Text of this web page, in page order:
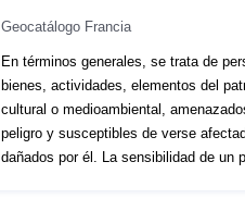
Geocatálogo Francia
En términos generales, se trata de
bienes, actividades, elementos del
cultural o medioambiental,
peligro y susceptibles de verse
dañados por él. La sensibilidad de un